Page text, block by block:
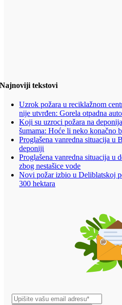
Najnoviji tekstovi
Uzrok požara u reciklažnom
nije utvrđen: Gorela otpadna
Koji su uzroci požara na
šumama: Hoće li neko konačno
Proglašena vanredna situacija u
deponiji
Proglašena vanredna situacija u
zbog nestašice vode
Novi požar izbio u Deliblatskoj
300 hektara